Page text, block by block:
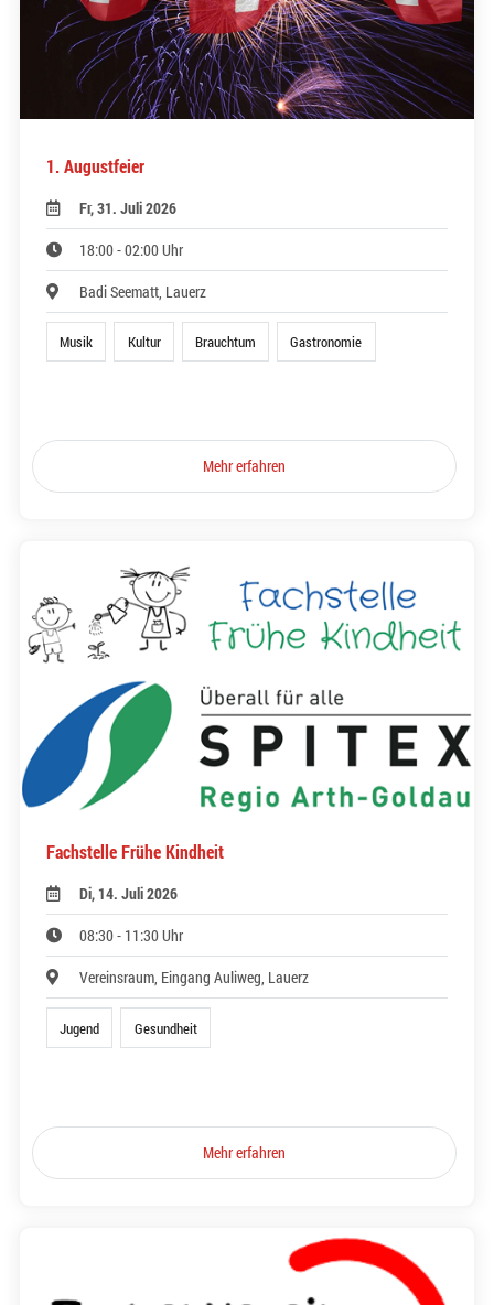
1. Augustfeier
Fr, 31. Juli 2026
18:00 - 02:00 Uhr
Badi Seematt, Lauerz
Musik Kultur Brauchtum Gastronomie
Mehr erfahren
Fachstelle Frühe Kindheit
Di, 14. Juli 2026
08:30 - 11:30 Uhr
Vereinsraum, Eingang Auliweg, Lauerz
Jugend Gesundheit
Mehr erfahren